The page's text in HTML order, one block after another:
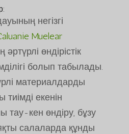
негізгі
Muelear
өндірістік
болып табылады.
материалдарды
екенін
тау-кен өндіру, бұзу
салаларда құнды